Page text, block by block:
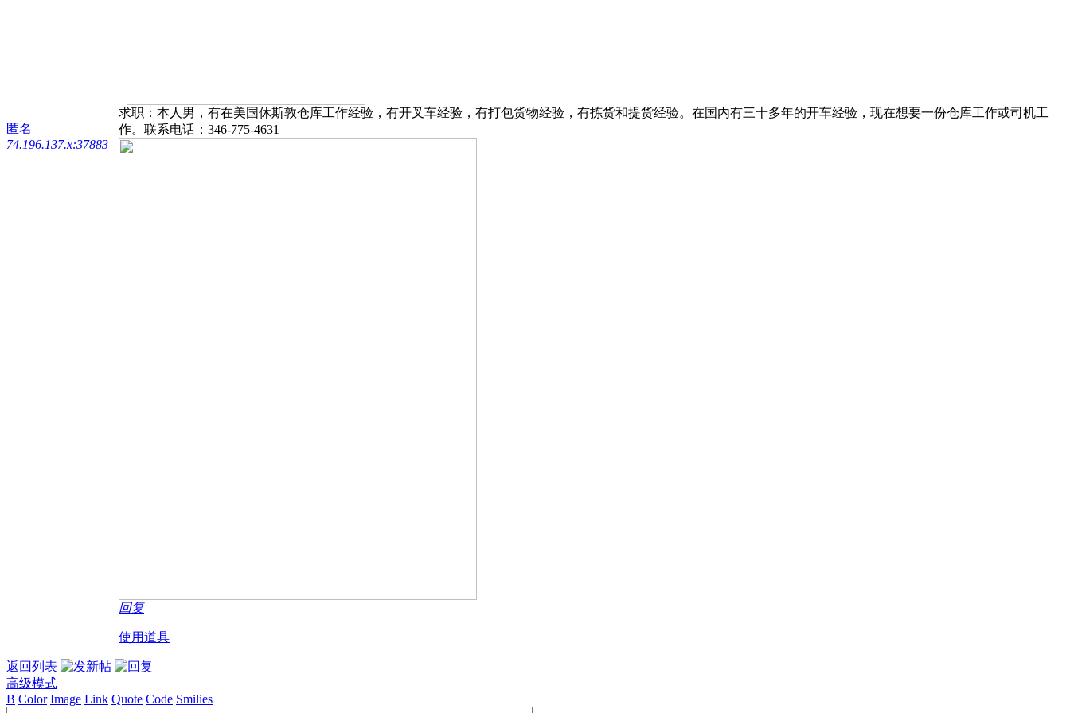
匿名
74.196.137.x:37883
求职：本人男，有在美国休斯敦仓库工作经验，有开叉车经验，有打包货物经验，有拣货和提货经验。在国内有三十多年的开车经验，现在想要一份仓库工作或司机工
作。联系电话：346-775-4631
回复
使用道具
返回列表
高级模式
B Color Image Link Quote Code Smilies